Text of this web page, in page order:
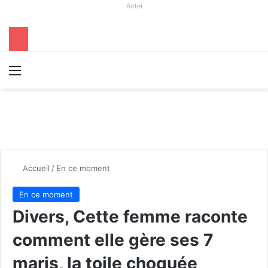
Airtel
Accueil / En ce moment
En ce moment
Divers, Cette femme raconte
comment elle gère ses 7
maris, la toile choquée